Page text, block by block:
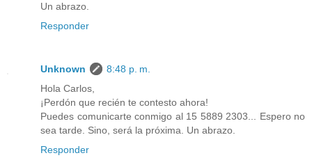
Un abrazo.
Responder
Unknown
8:48 p. m.
Hola Carlos,
¡Perdón que recién te contesto ahora!
Puedes comunicarte conmigo al 15 5889 2303... Espero no
sea tarde. Sino, será la próxima. Un abrazo.
Responder